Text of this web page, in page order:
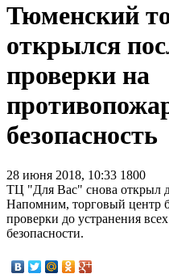
Тюменский
открылся
проверки на
безопасность
28 июня 2018, 10:33 1800
ТЦ "Для Вас" снова открыл
Напомним, торговый центр
проверки до устранения
безопасности.